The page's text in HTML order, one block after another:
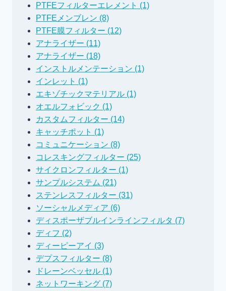
PTFEフィルターエレメント (1)
PTFEメンブレン (8)
PTFE膜フィルター (12)
アナライザー (11)
アナライザー (18)
インストルメンテーション (1)
インレット (1)
エキゾチックマテリアル (1)
オエルフォビック (1)
カスタムフィルター (14)
キャッチポット (1)
コミュニケーション (8)
コレスキングフィルター (25)
サイクロンフィルター (1)
サンプルシステム (21)
ステンレスフィルター (31)
ソーシャルメディア (6)
ディスポーザブルインラインフィルタ (7)
ディフ (2)
ディーピーアイ (3)
デプスフィルター (8)
ドレーンベッセル (1)
ネットワーキング (7)